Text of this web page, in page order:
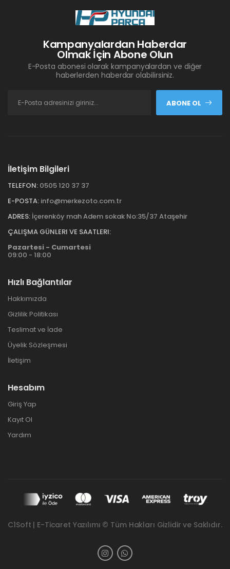
Kampanyalardan Haberdar
Olmak İçin Abone Olun
E-Posta abonesi olarak kampanyalardan ve diğer
haberlerden haberdar olabilirsiniz.
ABONE OL
İletişim Bilgileri
TELEFON: 0505 120 37 37
E-POSTA: info@merkezoto.com.tr
ADRES: İçerenköy mah Adem sokak No:35/37 Ataşehir
ÇALIŞMA GÜNLERI VE SAATLERI:
Pazartesi - Cumartesi
09:00 - 18:00
Hızlı Bağlantılar
Hakkımızda
Gizlilik Politikası
Teslimat ve İade
Üyelik Sözleşmesi
İletişim
Hesabım
Giriş Yap
Kayıt Ol
Yardım
C1Soft | E-Ticaret Yazılımı © Tüm Hakları Gizlidir ve Saklıdır.